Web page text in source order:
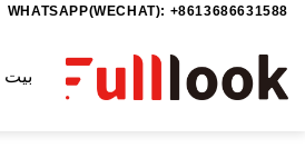
تخطي
WHATSAPP(WECHAT): +8613686631588
بيت